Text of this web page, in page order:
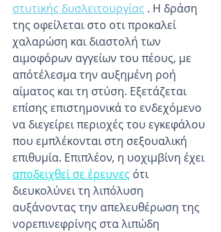
στυτικής δυσλειτουργίας . Η δράση
της οφείλεται στο οτι προκαλεί
χαλαρώση και διαστολή των
αιμοφόρων αγγείων του πέους, με
απότέλεσμα την αυξημένη ροή
αίματος και τη στύση. Εξετάζεται
επίσης επιστημονικά το ενδεχόμενο
να διεγείρει περιοχές του εγκεφάλου
που εμπλέκονται στη σεξουαλική
επιθυμία. Επιπλέον, η υοχιμβίνη έχει
αποδειχθεί σε έρευνες ότι
διευκολύνει τη λιπόλυση
αυξάνοντας την απελευθέρωση της
νορεπινεφρίνης στα λιπώδη